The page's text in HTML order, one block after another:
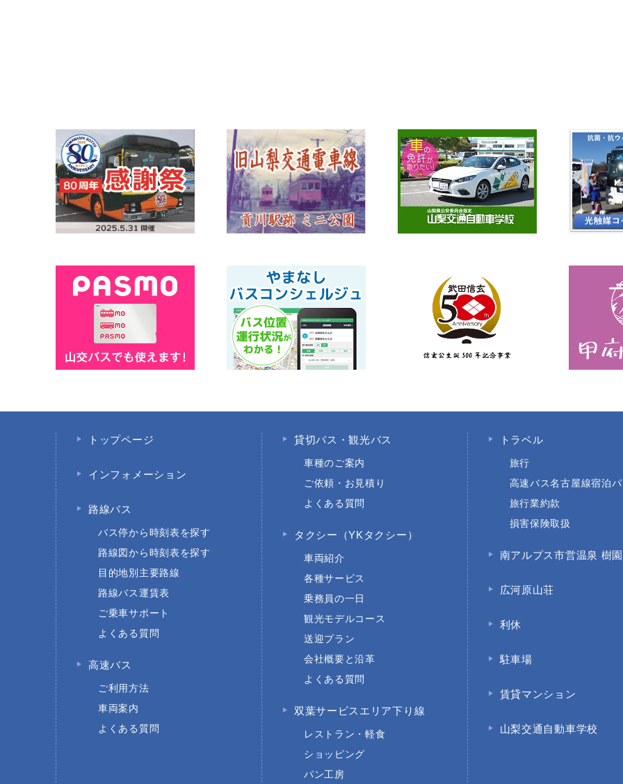
トップページ
インフォメーション
路線バス
バス停から時刻表を探す
路線図から時刻表を探す
目的地別主要路線
路線バス運賃表
ご乗車サポート
よくある質問
高速バス
ご利用方法
車両案内
よくある質問
貸切バス・観光バス
車種のご案内
ご依頼・お見積り
よくある質問
タクシー（YKタクシー）
車両紹介
各種サービス
乗務員の一日
観光モデルコース
送迎プラン
会社概要と沿革
よくある質問
双葉サービスエリア下り線
レストラン・軽食
ショッピング
パン工房
トラベル
旅行
高速バス名古屋線宿泊
旅行業約款
損害保険取扱
南アルプス市営温泉 樹園
広河原山荘
利休
駐車場
賃貸マンション
山梨交通自動車学校